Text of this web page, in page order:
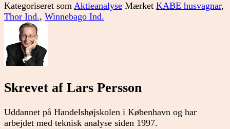
Kategoriseret som Aktieanalyse Mærket KABE husvagnar,
Thor Ind., Winnebago Ind.
Skrevet af Lars Persson
Uddannet på Handelshøjskolen i København og har
arbejdet med teknisk analyse siden 1997.